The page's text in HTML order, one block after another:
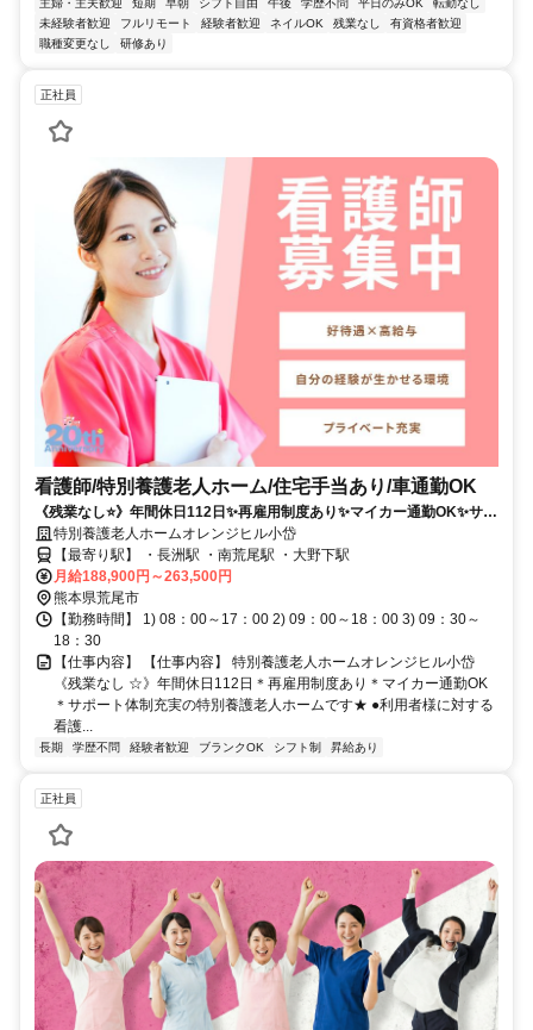
主婦・主夫歓迎 短期 早朝 シフト自由 午後 学歴不問 平日のみOK
転勤なし
未経験者歓迎
フルリモート 経験者歓迎 ネイルOK 残業なし
有資格者歓迎
職種変更なし
研修あり
正社員
看護師/特別養護老人ホーム/住宅手当あり/車通勤OK
《残業なし⭐》年間休日112日✨再雇用制度あり✨マイカー通勤OK✨サポ
ート体制充実の特別養護老人ホームです⭐
特別養護老人ホームオレンジヒル小岱
【最寄り駅】 ・長洲駅 ・南荒尾駅 ・大野下駅
月給188,900円～263,500円
熊本県荒尾市
【勤務時間】 1) 08：00～17：00 2) 09：00～18：00 3) 09：30～
18：30
【仕事内容】 【仕事内容】 特別養護老人ホームオレンジヒル小岱
《残業なし ☆》年間休日112日＊再雇用制度あり＊マイカー通勤OK
＊サポート体制充実の特別養護老人ホームです★ ●利用者様に対する
看護...
長期 学歴不問 経験者歓迎 ブランクOK シフト制 昇給あり
正社員